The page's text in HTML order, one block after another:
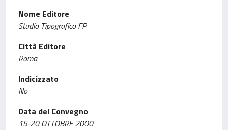
Nome Editore
Studio Tipografico FP
Città Editore
Roma
Indicizzato
No
Data del Convegno
15-20 OTTOBRE 2000